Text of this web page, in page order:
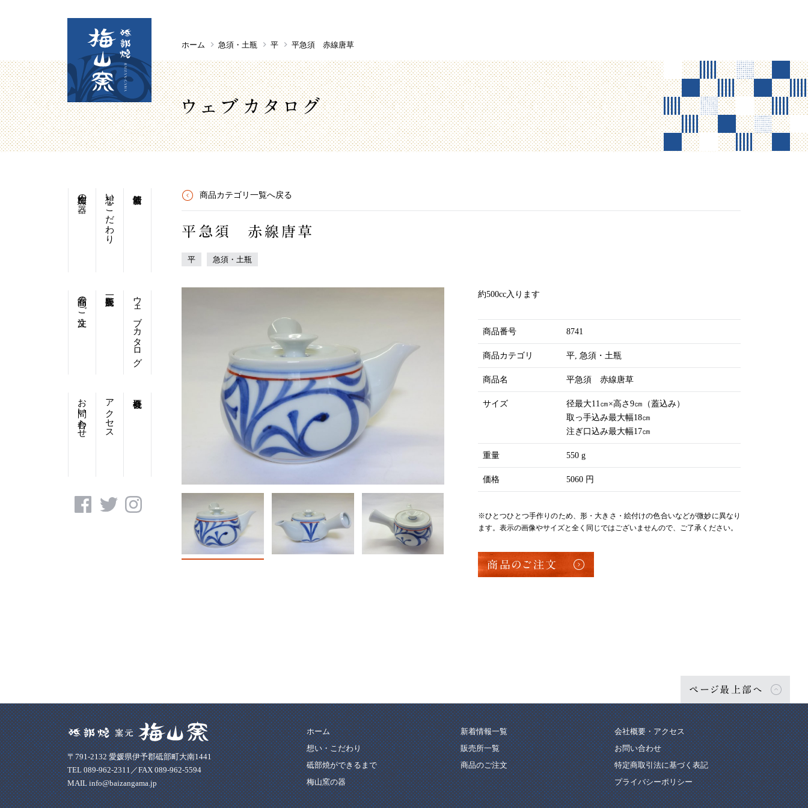
ホーム 急須・土瓶 平 平急須 赤線唐草
ウェブカタログ
想い・こだわり
梅山窯の器
ウェブカタログ
商品のご注文
アクセス
お問い合わせ
商品カテゴリ一覧へ戻る
平急須 赤線唐草
平 急須・土瓶
約500cc入ります
商品番号 8741
商品カテゴリ 平 急須・土瓶
商品名 平急須 赤線唐草
サイズ
径最大11㎝×高さ9㎝（蓋込み）
取っ手込み最大幅18㎝
注ぎ口込み最大幅17㎝
重量 550 g
価格 5060 円
※ひとつひとつ手作りのため、形・大きさ・絵付けの色合いなどが微妙に異なり
ます。表示の画像やサイズと全く同じではございませんので、ご了承ください。
商品のご注文
ページ最上部へ
〒791-2132 愛媛県伊予郡砥部町大南1441
TEL 089-962-2311／FAX 089-962-5594
MAIL info@baizangama.jp
ホーム
想い・こだわり
砥部焼ができるまで
梅山窯の器
新着情報一覧
販売所一覧
商品のご注文
会社概要・アクセス
お問い合わせ
特定商取引法に基づく表記
プライバシーポリシー